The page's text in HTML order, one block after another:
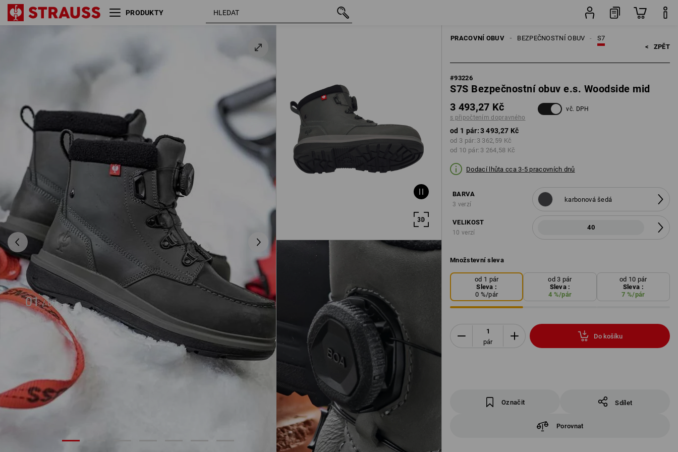
PRODUKTY
01 / 07
PRACOVNÍ OBUV S7
BEZPEČNOSTNÍ OBUV
< ZPĚT
#93226
S7S Bezpečnostní obuv e.s. Woodside mid
3 493,27 Kč
s připočtením dopravného
vč. DPH
od 1 pár:3 493,27 Kč
od 3 pár: 3 362,59 Kč
od 10 pár: 3 264,58 Kč
Dodací lhůta cca 3-5 pracovních dnů
BARVA
3 verzí
karbonová šedá
VELIKOST
10 verzí
40
Množstevní sleva
od 1 pár
Sleva :
0 %/pár
od 3 pár
Sleva :
4 %/pár
od 10 pár
Sleva :
7 %/pár
pár
Do košíku
Označit Sdílet
Porovnat
S7S Bezpečnostní obuv e.s.
40 3 493,27 Kč